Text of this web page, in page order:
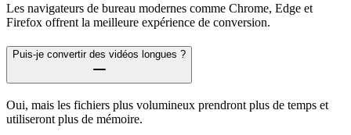
Les navigateurs de bureau modernes comme Chrome, Edge et
Firefox offrent la meilleure expérience de conversion.
Puis-je convertir des vidéos longues ?
Oui, mais les fichiers plus volumineux prendront plus de temps et
utiliseront plus de mémoire.